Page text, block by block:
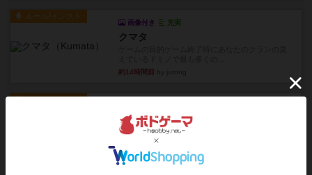
ルール/インスト
画像付き 充実
クマタ
約14時間前
ルール/インスト
ベラ・ビスタ
概要と目的小さな町ベラビスタは、風光明媚な公
園と曲がりくねった川が広が...
約14時間前by jurong